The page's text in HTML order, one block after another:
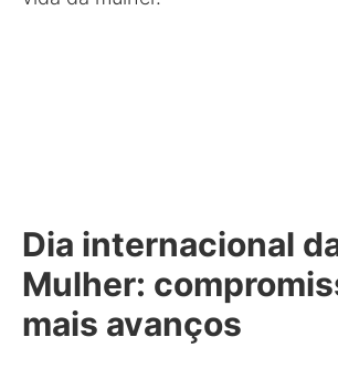
Dia internacional
Mulher:
mais avanços